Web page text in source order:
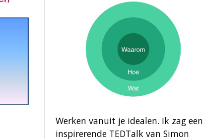
Werken vanuit je idealen. Ik zag een
inspirerende TEDTalk van Simon